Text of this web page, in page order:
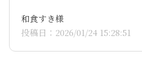
和食すき様
投稿日：2026/01/24 15:28:51